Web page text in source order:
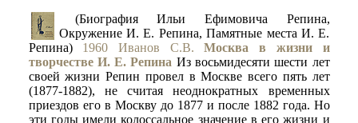
(Биография Ильи Ефимовича Репина,
Окружение И. Е. Репина, Памятные места И. Е.
Репина) 1960 Иванов С.В.Москва в жизни и
творчестве И. Е. Репина Из восьмидесяти шести лет
своей жизни Репин провел в Москве всего пять лет
(1877-1882), не считая неоднократных временных
приездов его в Москву до 1877 и после 1882 года. Но
эти годы имели колоссальное значение в его жизни и